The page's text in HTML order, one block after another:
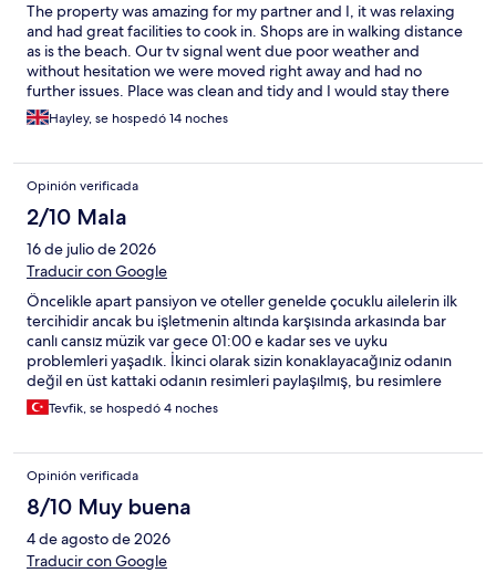
The property was amazing for my partner and I, it was relaxing
and had great facilities to cook in. Shops are in walking distance
as is the beach. Our tv signal went due poor weather and
without hesitation we were moved right away and had no
further issues. Place was clean and tidy and I would stay there
again. Thank you
Hayley, se hospedó 14 noches
Opinión verificada
2/10 Mala
16 de julio de 2026
Traducir con Google
Öncelikle apart pansiyon ve oteller genelde çocuklu ailelerin ilk
tercihidir ancak bu işletmenin altında karşısında arkasında bar
canlı cansız müzik var gece 01:00 e kadar ses ve uyku
problemleri yaşadık. İkinci olarak sizin konaklayacağıniz odanın
değil en üst kattaki odanın resimleri paylaşılmış, bu resimlere
bakarak aldatiliyorsunuz. Üçüncü olarak kullanılan malzemeler
eşyalar 3. Sınıf çok kalitesiz yataklar sert ve gacir gacir siz uykuda
olarak bizim kaldiğimiz kat 1. Kat odaları güvenlik olarakta
problemliydi alttaki işyerleri çikma yapmiş ve uzatma çatıları sizin
oda balkonunuz önünde, bir balkondan diğer odaların
balkonuna yürüyerek geçilebiliyor. İlk girişte resepsiyon yok tek
bir yaşça ileri bir amca size oda anahtarınızı veriyor ondan sonra
herkes kendi yoluna malesef. Ödenen ücretle alınan hizmet
Tevfik, se hospedó 4 noches
Opinión verificada
8/10 Muy buena
4 de agosto de 2026
Traducir con Google